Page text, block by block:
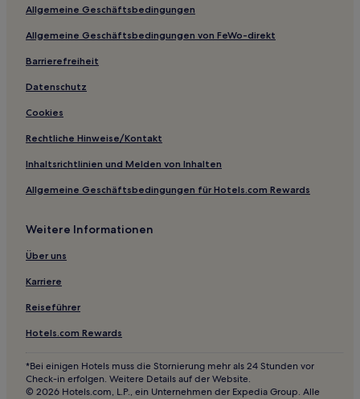
Lenzerheide Hotels
Hotels nahe Grossratsgebäude und Theater
Hotels nahe Parsennhüttenbahn
Bezirk Imboden: Hotels
Hotels nahe Skilift Tgantieni
Hotels nahe Madrisa-Land
Arosa Hotels
Bezirk Landquart: Hotels
Hotels nahe St. Antönier Joch
Bezirk Davos: Hotels
Selfranga Hotels
Hotels nahe Bahnhof Grüsch
Davos Hotels
Hotels nahe Davos Golfclub
Graubünden: Hotels
Allgemeine Geschäftsbedingungen
Allgemeine Geschäftsbedingungen von FeWo-direkt
Barrierefreiheit
Datenschutz
Cookies
Rechtliche Hinweise/Kontakt
Inhaltsrichtlinien und Melden von Inhalten
Allgemeine Geschäftsbedingungen für Hotels.com Rewards
Weitere Informationen
Über uns
Karriere
Reiseführer
Hotels.com Rewards
*Bei einigen Hotels muss die Stornierung mehr als 24 Stunden vor
Check-in erfolgen. Weitere Details auf der Website.
© 2026 Hotels.com, L.P., ein Unternehmen der Expedia Group. Alle